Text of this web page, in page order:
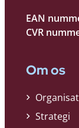
EAN
CVR
Om os
Strategi